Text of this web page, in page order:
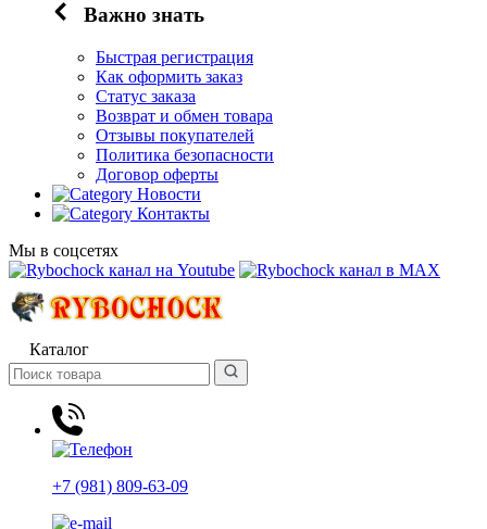
Важно знать
Быстрая регистрация
Как оформить заказ
Статус заказа
Возврат и обмен товара
Отзывы покупателей
Политика безопасности
Договор оферты
Новости
Контакты
Мы в соцсетях
Каталог
+7 (981) 809-63-09